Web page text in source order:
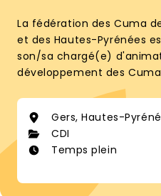
La fédération des Cuma
et des Hautes-Pyrénées
son/sa chargé(e)
développement des
Gers, Hautes-
CDI
Temps plein